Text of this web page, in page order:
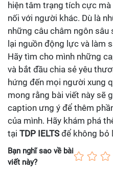
hiện tâm trạng tích cực
nối với người khác. Dù là
những câu châm ngôn sâu
lại nguồn động lực và làm
Hãy tìm cho mình những
và bắt đầu chia sẻ yêu
hứng đến mọi người xung
mong rằng bài viết này sẽ
caption ưng ý để thêm
của mình. Hãy khám phá
tại TDP IELTSđể không bỏ
Bạn nghĩ sao về bài
viết này?